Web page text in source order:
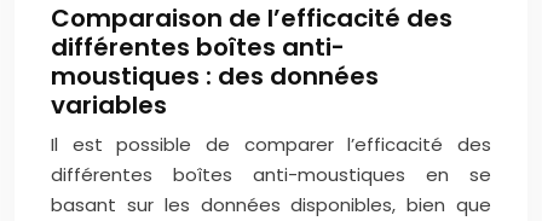
Comparaison de l’efficacité des
différentes boîtes anti-
moustiques : des données
variables
Il est possible de comparer l’efficacité des
différentes boîtes anti-moustiques en se
basant sur les données disponibles, bien que